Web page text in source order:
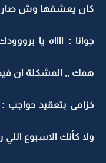
كان يعشقها وش صار
جوانا : ااااه يا
همك ,, المشكلة ان
خزامى بتعقيد حواجب
ولا كأنك الاسبوع